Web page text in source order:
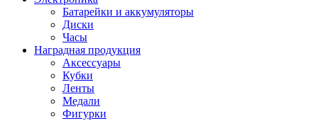
Батарейки и аккумуляторы
Диски
Часы
Наградная продукция
Аксессуары
Кубки
Ленты
Медали
Фигурки